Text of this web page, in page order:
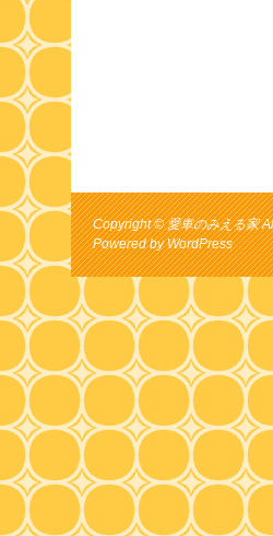
Copyright © 愛車のみえる家
Powered byWordPress